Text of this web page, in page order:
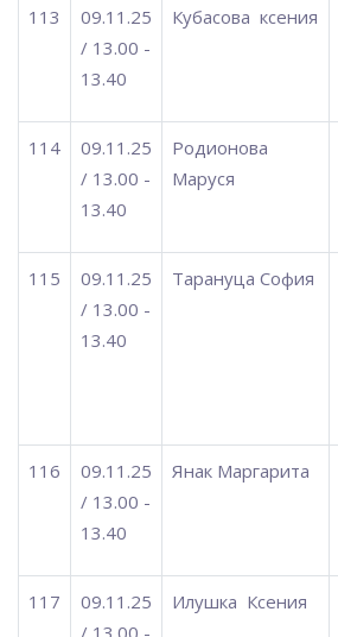
113
09.11.25
/ 13.00 -
13.40
Кубасова ксения
114
09.11.25
/ 13.00 -
13.40
Родионова
Маруся
115
09.11.25
/ 13.00 -
13.40
Тарануца София
116
09.11.25
/ 13.00 -
13.40
Янак Маргарита
117
09.11.25
/ 13.00 -
Илушка Ксения